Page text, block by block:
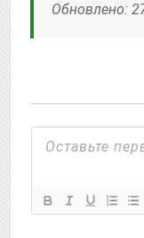
Обновлено: